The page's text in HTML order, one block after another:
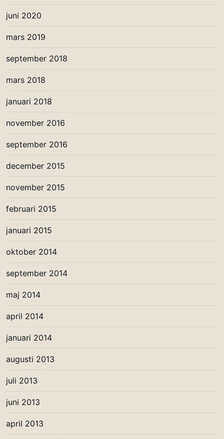
juni 2020
mars 2019
september 2018
mars 2018
januari 2018
november 2016
september 2016
december 2015
november 2015
februari 2015
januari 2015
oktober 2014
september 2014
maj 2014
april 2014
januari 2014
augusti 2013
juli 2013
juni 2013
april 2013